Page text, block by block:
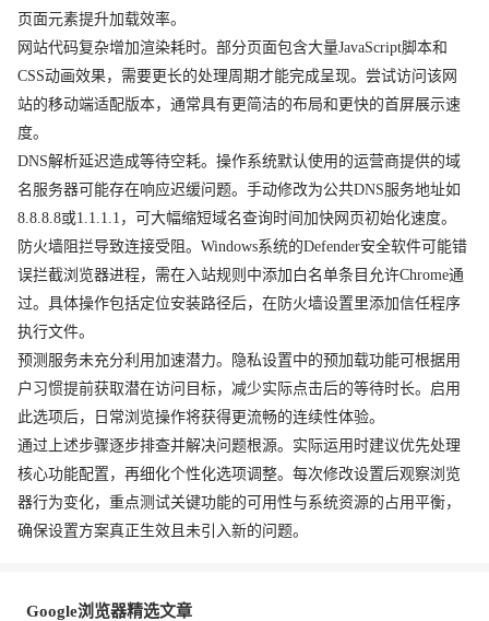
页面元素提升加载效率。
网站代码复杂增加渲染耗时。部分页面包含大量JavaScript脚本和
CSS动画效果，需要更长的处理周期才能完成呈现。尝试访问该网
站的移动端适配版本，通常具有更简洁的布局和更快的首屏展示速
度。
DNS解析延迟造成等待空耗。操作系统默认使用的运营商提供的域
名服务器可能存在响应迟缓问题。手动修改为公共DNS服务地址如
8.8.8.8或1.1.1.1，可大幅缩短域名查询时间加快网页初始化速度。
防火墙阻拦导致连接受阻。Windows系统的Defender安全软件可能错
误拦截浏览器进程，需在入站规则中添加白名单条目允许Chrome通
过。具体操作包括定位安装路径后，在防火墙设置里添加信任程序
执行文件。
预测服务未充分利用加速潜力。隐私设置中的预加载功能可根据用
户习惯提前获取潜在访问目标，减少实际点击后的等待时长。启用
此选项后，日常浏览操作将获得更流畅的连续性体验。
通过上述步骤逐步排查并解决问题根源。实际运用时建议优先处理
核心功能配置，再细化个性化选项调整。每次修改设置后观察浏览
器行为变化，重点测试关键功能的可用性与系统资源的占用平衡，
确保设置方案真正生效且未引入新的问题。
Google浏览器精选文章